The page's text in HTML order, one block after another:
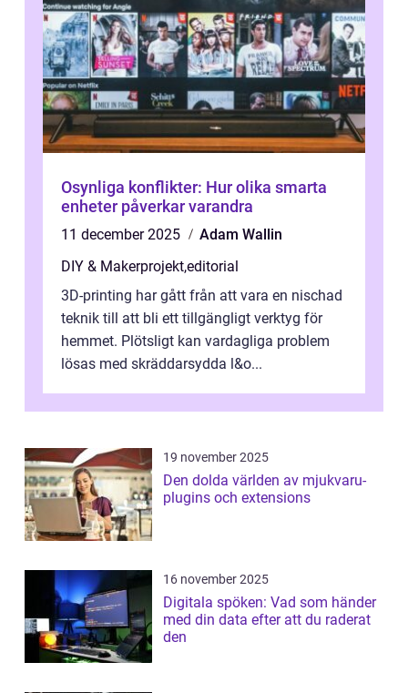
Osynliga konflikter: Hur olika smarta
enheter påverkar varandra
11 december 2025
Adam Wallin
DIY & Makerprojekt,editorial
3D-printing har gått från att vara en nischad
teknik till att bli ett tillgängligt verktyg för
hemmet. Plötsligt kan vardagliga problem
lösas med skräddarsydda l&o...
19 november 2025
Den dolda världen av mjukvaru-
plugins och extensions
16 november 2025
Digitala spöken: Vad som händer
med din data efter att du raderat
den